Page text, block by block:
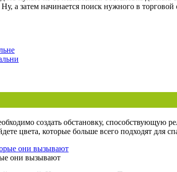
а затем начинается поиск нужного в
создать обстановку, способствующую
цвета, которые больше всего подходят для
они вызывают